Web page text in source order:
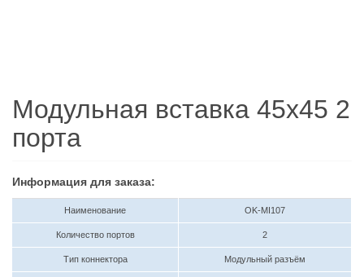
Модульная вставка 45х45 2
порта
Информация для заказа:
Наименование OK-MI107
Количество портов 2
Тип коннектора Модульный разъём